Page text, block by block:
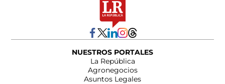
NUESTROS PORTALES
La República
Agronegocios
Asuntos Legales